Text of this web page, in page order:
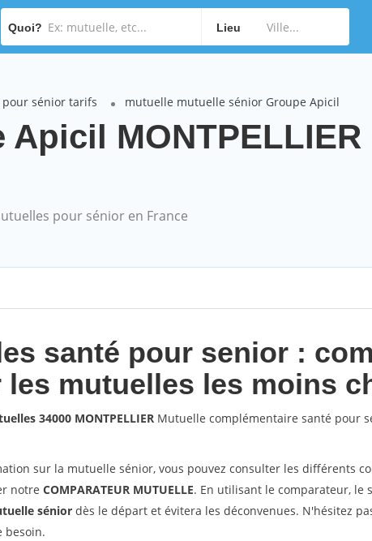
Quoi? Lieu
sénior tarifs mutuelle mutuelle sénior Groupe Apicil
Apicil
pour sénior en France
santé pour senior :
mutuelles les moins
34000 MONTPELLIER Mutuelle complémentaire santé pour
sur la mutuelle sénior, vous pouvez consulter les différents
notre COMPARATEUR MUTUELLE. En utilisant le comparateur, le
sénior dès le départ et évitera les déconvenues. N'hésitez
besoin.